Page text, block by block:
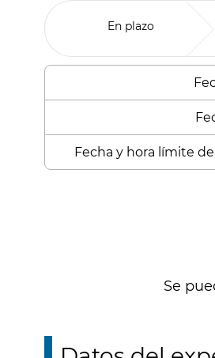
En plazo
Fecha y hora límite
Se